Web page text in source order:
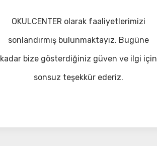
OKULCENTER olarak faaliyetlerimizi
sonlandırmış bulunmaktayız. Bugüne
kadar bize gösterdiğiniz güven ve ilgi için
sonsuz teşekkür ederiz.